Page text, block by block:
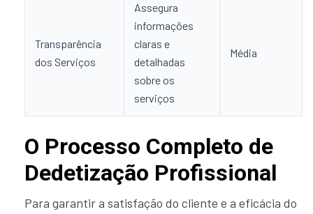
Transparência
dos Serviços
Assegura
informações
claras e
detalhadas
sobre os
serviços
Média
O Processo Completo de
Dedetização Profissional
Para garantir a satisfação do cliente e a eficácia do